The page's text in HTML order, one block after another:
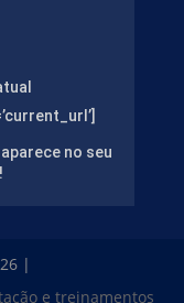
no seu
|
e treinamentos